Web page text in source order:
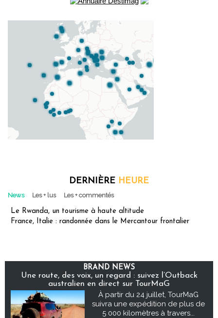
DERNIÈRE HEURE
News Les + lus Les + commentés
Le Rwanda, un tourisme à haute altitude
France, Italie : randonnée dans le Mercantour frontalier
BRAND NEWS
Une route, des voix, un regard : suivez l’Outback
australien en direct sur TourMaG
À partir du 24 juillet, TourMaG
suivra une expédition de plus de
5 000 kilomètres à travers...